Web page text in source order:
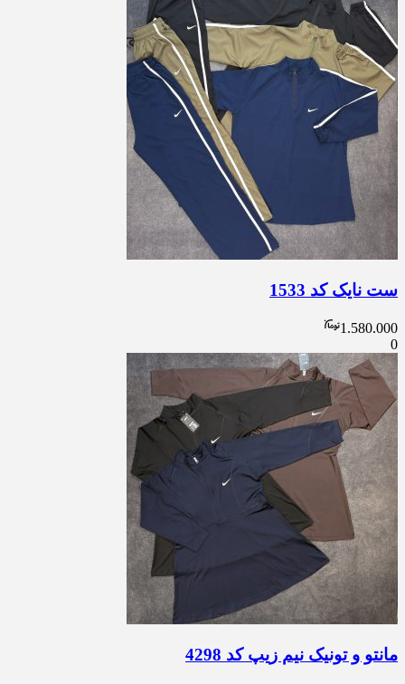
ست نایک کد 1533
1.580.000
0
مانتو و تونیک نیم زیپ کد 4298